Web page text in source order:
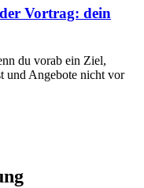
Vortrag: dein
du vorab ein Ziel,
und Angebote nicht vor